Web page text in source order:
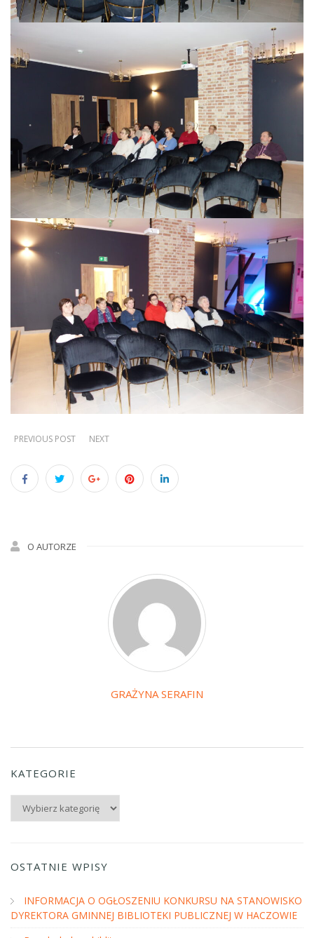
PREVIOUS POST NEXT
O AUTORZE
GRAŻYNA SERAFIN
KATEGORIE
OSTATNIE WPISY
INFORMACJA O OGŁOSZENIU KONKURSU NA STANOWISKO
DYREKTORA GMINNEJ BIBLIOTEKI PUBLICZNEJ W HACZOWIE